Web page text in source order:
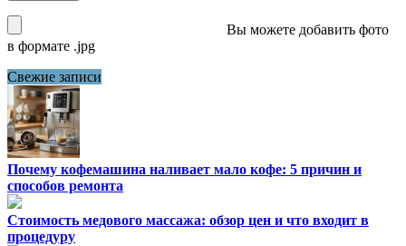
Вы можете добавить фото
в формате .jpg
Свежие записи
Почему кофемашина наливает мало кофе: 5 причин и
способов ремонта
Стоимость медового массажа: обзор цен и что входит в
процедуру